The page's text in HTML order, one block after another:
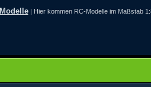
Modelle| Hier kommen RC-Modelle im Maßstab